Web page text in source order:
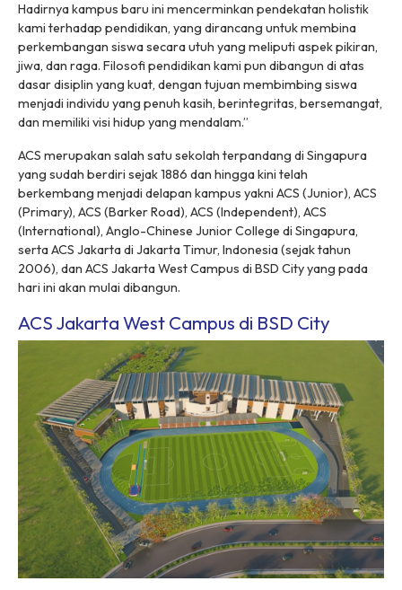
Hadirnya kampus baru ini mencerminkan pendekatan holistik
kami terhadap pendidikan, yang dirancang untuk membina
perkembangan siswa secara utuh yang meliputi aspek pikiran,
jiwa, dan raga. Filosofi pendidikan kami pun dibangun di atas
dasar disiplin yang kuat, dengan tujuan membimbing siswa
menjadi individu yang penuh kasih, berintegritas, bersemangat,
dan memiliki visi hidup yang mendalam.”
ACS merupakan salah satu sekolah terpandang di Singapura
yang sudah berdiri sejak 1886 dan hingga kini telah
berkembang menjadi delapan kampus yakni ACS (Junior), ACS
(Primary), ACS (Barker Road), ACS (Independent), ACS
(International), Anglo-Chinese Junior College di Singapura,
serta ACS Jakarta di Jakarta Timur, Indonesia (sejak tahun
2006), dan ACS Jakarta West Campus di BSD City yang pada
hari ini akan mulai dibangun.
ACS Jakarta West Campus di BSD City